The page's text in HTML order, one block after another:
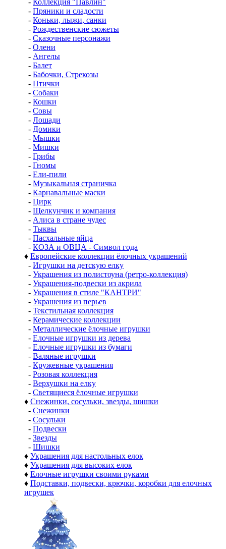
- Коллекция "Павлин"
- Пряники и сладости
- Коньки, лыжи, санки
- Рождественские сюжеты
- Сказочные персонажи
- Олени
- Ангелы
- Балет
- Бабочки, Стрекозы
- Птички
- Собаки
- Кошки
- Совы
- Лошади
- Домики
- Мышки
- Мишки
- Грибы
- Гномы
- Ели-пили
- Музыкальная страничка
- Карнавальные маски
- Цирк
- Щелкунчик и компания
- Алиса в стране чудес
- Тыквы
- Пасхальные яйца
- КОЗА и ОВЦА - Символ года
♦ Европейские коллекции ёлочных украшений
- Игрушки на детскую елку
- Украшения из полистоуна (ретро-коллекция)
- Украшения-подвески из акрила
- Украшения в стиле "КАНТРИ"
- Украшения из перьев
- Текстильная коллекция
- Керамические коллекции
- Металлические ёлочные игрушки
- Елочные игрушки из дерева
- Елочные игрушки из бумаги
- Валяные игрушки
- Кружевные украшения
- Розовая коллекция
- Верхушки на елку
- Светящиеся ёлочные игрушки
♦ Снежинки, сосульки, звезды, шишки
- Снежинки
- Сосульки
- Подвески
- Звезды
- Шишки
♦ Украшения для настольных елок
♦ Украшения для высоких елок
♦ Елочные игрушки своими руками
♦ Подставки, подвески, крючки, коробки для елочных
игрушек